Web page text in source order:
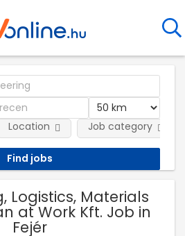
Location Job category
Logistics, Materials
at Work Kft. Job in
Fejér